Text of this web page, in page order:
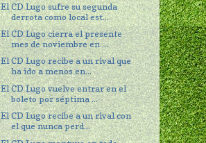
El CD Lugo sufre su segunda
derrota como local est...
El CD Lugo cierra el presente
mes de noviembre en ...
El CD Lugo recibe a un rival que
ha ido a menos en...
El CD Lugo vuelve entrar en el
boleto por séptima ...
El CD Lugo recibe a un rival con
el que nunca perd...